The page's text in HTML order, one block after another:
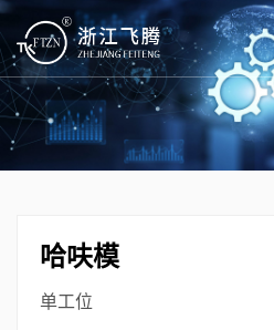
哈呋模
单工位